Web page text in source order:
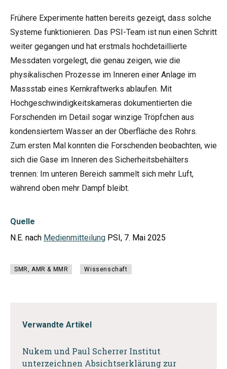
Frühere Experimente hatten bereits gezeigt, dass solche
Systeme funktionieren. Das PSI-Team ist nun einen Schritt
weiter gegangen und hat erstmals hochdetaillierte
Messdaten vorgelegt, die genau zeigen, wie die
physikalischen Prozesse im Inneren einer Anlage im
Massstab eines Kernkraftwerks ablaufen. Mit
Hochgeschwindigkeitskameras dokumentierten die
Forschenden im Detail sogar winzige Tröpfchen aus
kondensiertem Wasser an der Oberfläche des Rohrs.
Zum ersten Mal konnten die Forschenden beobachten, wie
sich die Gase im Inneren des Sicherheitsbehälters
trennen: Im unteren Bereich sammelt sich mehr Luft,
während oben mehr Dampf bleibt.
Quelle
N.E. nach Medienmitteilung PSI, 7. Mai 2025
SMR, AMR & MMR Wissenschaft
Verwandte Artikel
Nukem und Paul Scherrer Institut
unterzeichnen Absichtserklärung zur